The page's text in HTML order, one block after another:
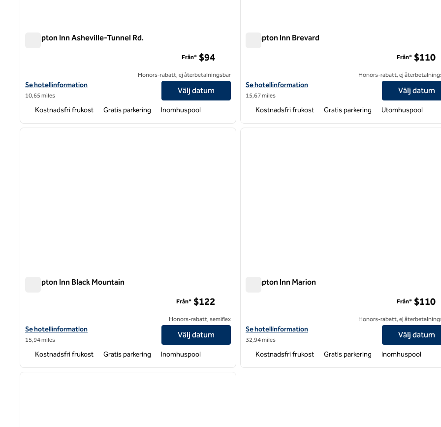
Hampton Inn Asheville-Tunnel Rd.
Visa hotelldetaljer för Hampton Inn Asheville-Tunnel Rd.
Se hotellinformation
10,65 miles
Från* $94
Honors-rabatt, ej återbetalningsbar
Välj datum
Kostnadsfri frukost Gratis parkering Inomhuspool
Hampton Inn Brevard
Visa hotelldetaljer för Hampton Inn Brevard
Se hotellinformation
15,67 miles
Från* $110
Honors-rabatt, ej
Välj datum
Kostnadsfri frukost Gratis parkering Utomhuspool
1 av 12
nästa bild
Hampton Inn Black Mountain
Visa hotelldetaljer för Hampton Inn Black Mountain
Se hotellinformation
15,94 miles
Från* $122
Honors-rabatt, semiflex
Välj datum
Kostnadsfri frukost Gratis parkering Inomhuspool
1 av 12
Hampton Inn Marion
Visa hotelldetaljer för Hampton Inn Marion
Se hotellinformation
32,94 miles
Från* $110
Honors-rabatt, ej
Välj datum
Kostnadsfri frukost Gratis parkering Inomhuspool
1 av 12
nästa bild